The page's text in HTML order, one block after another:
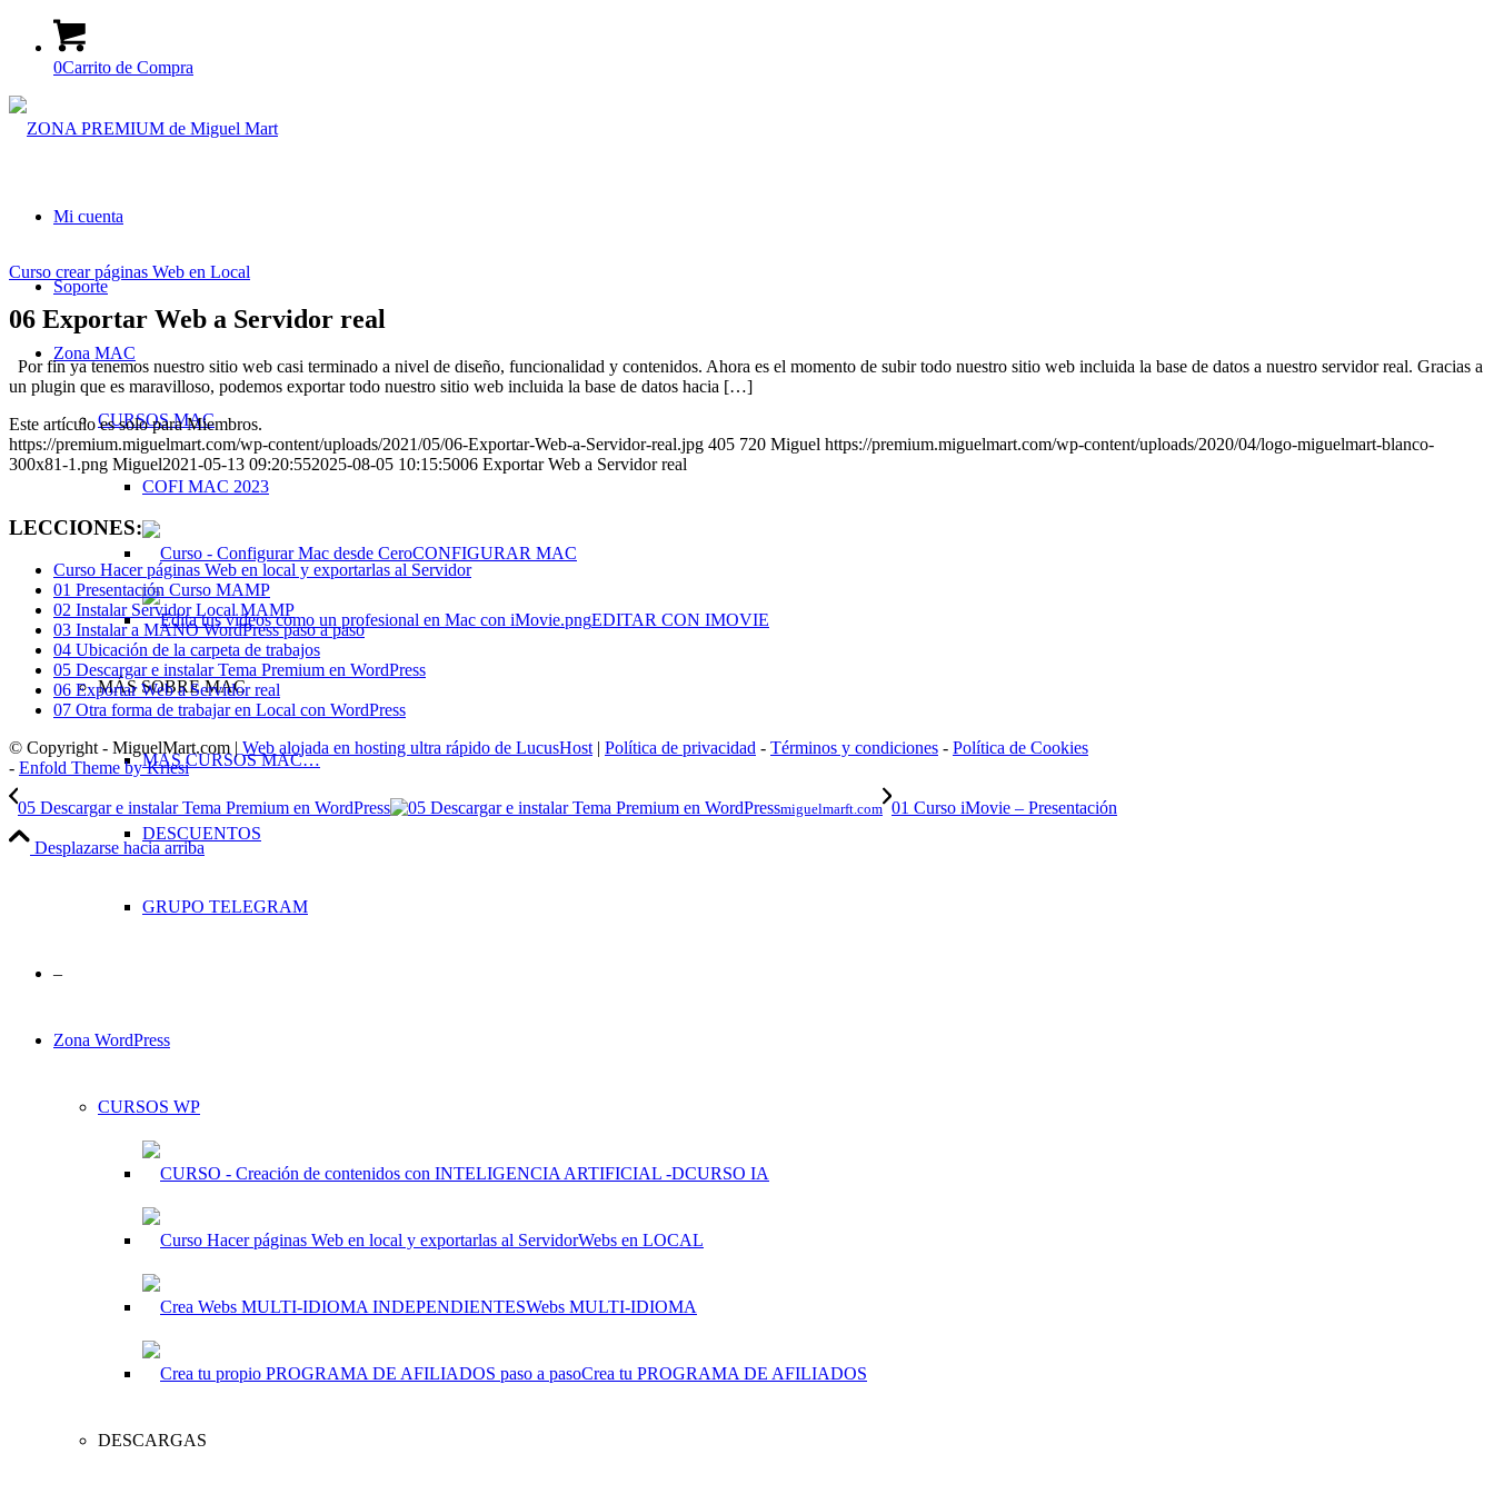
0Carrito de Compra
Mi cuenta
Soporte
Zona MAC
CURSOS MAC
COFI MAC 2023
CONFIGURAR MAC
EDITAR CON IMOVIE
MÁS SOBRE MAC
MAS CURSOS MAC…
DESCUENTOS
GRUPO TELEGRAM
–
Zona WordPress
CURSOS WP
CURSO IA
Webs en LOCAL
Webs MULTI-IDIOMA
Crea tu PROGRAMA DE AFILIADOS
DESCARGAS
Curso crear páginas Web en Local
06 Exportar Web a Servidor real
Por fin ya tenemos nuestro sitio web casi terminado a nivel de diseño, funcionalidad y contenidos. Ahora es el momento de subir todo nuestro sitio web incluida la base de datos a nuestro servidor real. Gracias a
un plugin que es maravilloso, podemos exportar todo nuestro sitio web incluida la base de datos hacia […]
Este artículo es solo para Miembros.
https://premium.miguelmart.com/wp-content/uploads/2021/05/06-Exportar-Web-a-Servidor-real.jpg 405 720 Miguel https://premium.miguelmart.com/wp-content/uploads/2020/04/logo-miguelmart-blanco-
300x81-1.png Miguel2021-05-13 09:20:552025-08-05 10:15:5006 Exportar Web a Servidor real
LECCIONES:
Curso Hacer páginas Web en local y exportarlas al Servidor
01 Presentación Curso MAMP
02 Instalar Servidor Local MAMP
03 Instalar a MANO WordPress paso a paso
04 Ubicación de la carpeta de trabajos
05 Descargar e instalar Tema Premium en WordPress
06 Exportar Web a Servidor real
07 Otra forma de trabajar en Local con WordPress
© Copyright - MiguelMart.com | Web alojada en hosting ultra rápido de LucusHost | Política de privacidad - Términos y condiciones - Política de Cookies
- Enfold Theme by Kriesi
05 Descargar e instalar Tema Premium en WordPress miguelmarft.com 01 Curso iMovie – Presentación
Desplazarse hacia arriba